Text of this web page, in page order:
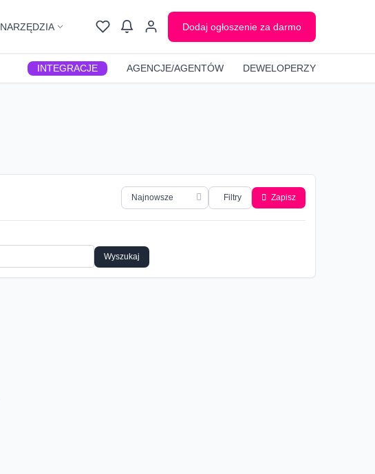
NARZĘDZIA Dodaj ogłoszenie za darmo
INTEGRACJE AGENCJE/AGENTÓW DEWELOPERZY
Filtry Zapisz
Wyszukaj